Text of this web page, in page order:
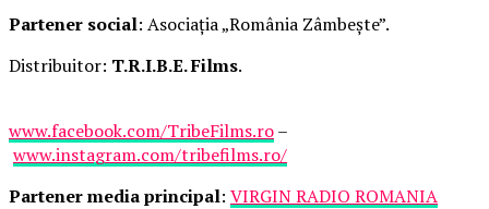
Partener social: Asociația „România Zâmbește”.
Distribuitor: T.R.I.B.E. Films.
www.facebook.com/TribeFilms.ro–
www.instagram.com/tribefilms.ro/
Partener media principal: VIRGIN RADIO ROMANIA